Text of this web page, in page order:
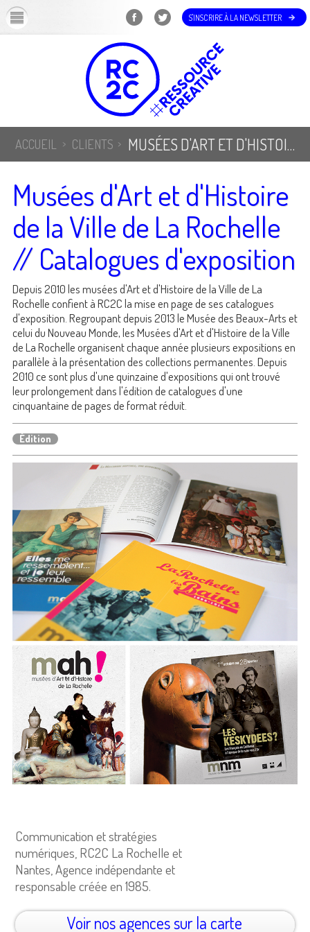
S'INSCRIRE À LA NEWSLETTER
ACCUEIL CLIENTS MUSÉES D'ART ET D'HISTOIRE DE LA VILLE DE LA ROCHELLE // CATALOGUES D'EXPOSITION
Musées d'Art et d'Histoire
de la Ville de La Rochelle
// Catalogues d'exposition
Depuis 2010 les musées d'Art et d'Histoire de la Ville de La
Rochelle confient à RC2C la mise en page de ses catalogues
d'exposition. Regroupant depuis 2013 le Musée des Beaux-Arts et
celui du Nouveau Monde, les Musées d'Art et d'Histoire de la Ville
de La Rochelle organisent chaque année plusieurs expositions en
parallèle à la présentation des collections permanentes. Depuis
2010 ce sont plus d'une quinzaine d'expositions qui ont trouvé
leur prolongement dans l'édition de catalogues d'une
cinquantaine de pages de format réduit.
Édition
Communication et stratégies
numériques, RC2C La Rochelle et
Nantes, Agence indépendante et
responsable créée en 1985.
Voir nos agences sur la carte